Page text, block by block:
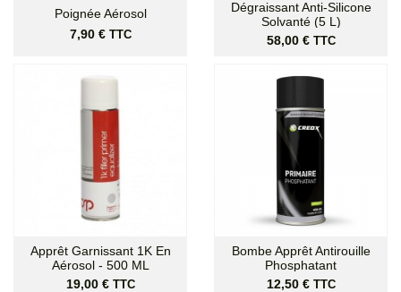
Poignée Aérosol
Prix
7,90 € TTC
Dégraissant Anti-Silicone
Solvanté (5 L)
Prix
58,00 € TTC
Apprêt Garnissant 1K En
Aérosol - 500 ML
Prix
19,00 € TTC
Bombe Apprêt Antirouille
Phosphatant
Prix
12,50 € TTC